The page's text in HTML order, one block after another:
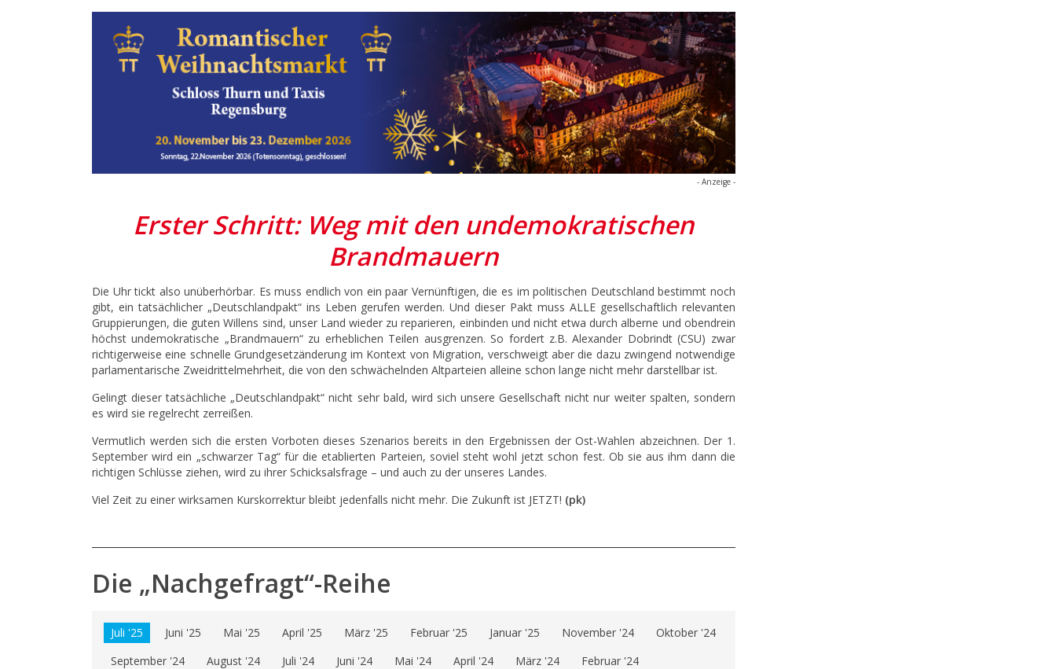
- Anzeige -
Erster Schritt: Weg mit den undemokratischen
Brandmauern
Die Uhr tickt also unüberhörbar. Es muss endlich von ein paar Vernünftigen, die es im politischen Deutschland bestimmt noch
gibt, ein tatsächlicher „Deutschlandpakt“ ins Leben gerufen werden. Und dieser Pakt muss ALLE gesellschaftlich relevanten
Gruppierungen, die guten Willens sind, unser Land wieder zu reparieren, einbinden und nicht etwa durch alberne und obendrein
höchst undemokratische „Brandmauern“ zu erheblichen Teilen ausgrenzen. So fordert z.B. Alexander Dobrindt (CSU) zwar
richtigerweise eine schnelle Grundgesetzänderung im Kontext von Migration, verschweigt aber die dazu zwingend notwendige
parlamentarische Zweidrittelmehrheit, die von den schwächelnden Altparteien alleine schon lange nicht mehr darstellbar ist.
Gelingt dieser tatsächliche „Deutschlandpakt“ nicht sehr bald, wird sich unsere Gesellschaft nicht nur weiter spalten, sondern
es wird sie regelrecht zerreißen.
Vermutlich werden sich die ersten Vorboten dieses Szenarios bereits in den Ergebnissen der Ost-Wahlen abzeichnen. Der 1.
September wird ein „schwarzer Tag“ für die etablierten Parteien, soviel steht wohl jetzt schon fest. Ob sie aus ihm dann die
richtigen Schlüsse ziehen, wird zu ihrer Schicksalsfrage – und auch zu der unseres Landes.
Viel Zeit zu einer wirksamen Kurskorrektur bleibt jedenfalls nicht mehr. Die Zukunft ist JETZT! (pk)
Die „Nachgefragt“-Reihe
Juli '25 Juni '25 Mai '25 April '25 März '25 Februar '25 Januar '25 November '24
Oktober '24
September '24
August '24 Juli '24 Juni '24 Mai '24 April '24 März '24 Februar '24